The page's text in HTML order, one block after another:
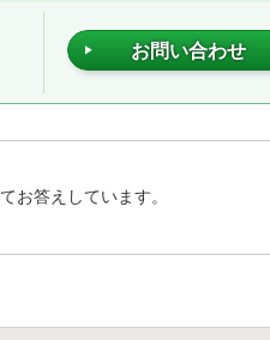
お問い合わせ
お答えしています。